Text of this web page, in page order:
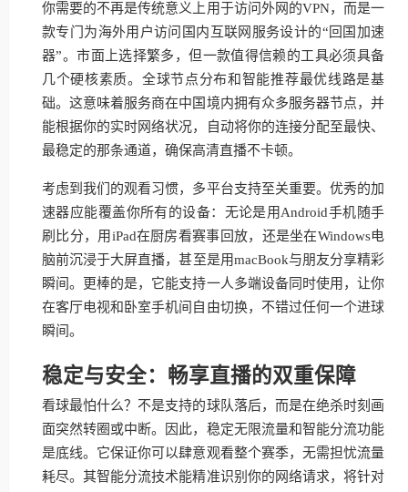
你需要的不再是传统意义上用于访问外网的VPN，而是一
款专门为海外用户访问国内互联网服务设计的“回国加速
器”。市面上选择繁多，但一款值得信赖的工具必须具备
几个硬核素质。全球节点分布和智能推荐最优线路是基
础。这意味着服务商在中国境内拥有众多服务器节点，并
能根据你的实时网络状况，自动将你的连接分配至最快、
最稳定的那条通道，确保高清直播不卡顿。
考虑到我们的观看习惯，多平台支持至关重要。优秀的加
速器应能覆盖你所有的设备：无论是用Android手机随手
刷比分，用iPad在厨房看赛事回放，还是坐在Windows电
脑前沉浸于大屏直播，甚至是用macBook与朋友分享精彩
瞬间。更棒的是，它能支持一人多端设备同时使用，让你
在客厅电视和卧室手机间自由切换，不错过任何一个进球
瞬间。
稳定与安全：畅享直播的双重保障
看球最怕什么？不是支持的球队落后，而是在绝杀时刻画
面突然转圈或中断。因此，稳定无限流量和智能分流功能
是底线。它保证你可以肆意观看整个赛季，无需担忧流量
耗尽。其智能分流技术能精准识别你的网络请求，将针对